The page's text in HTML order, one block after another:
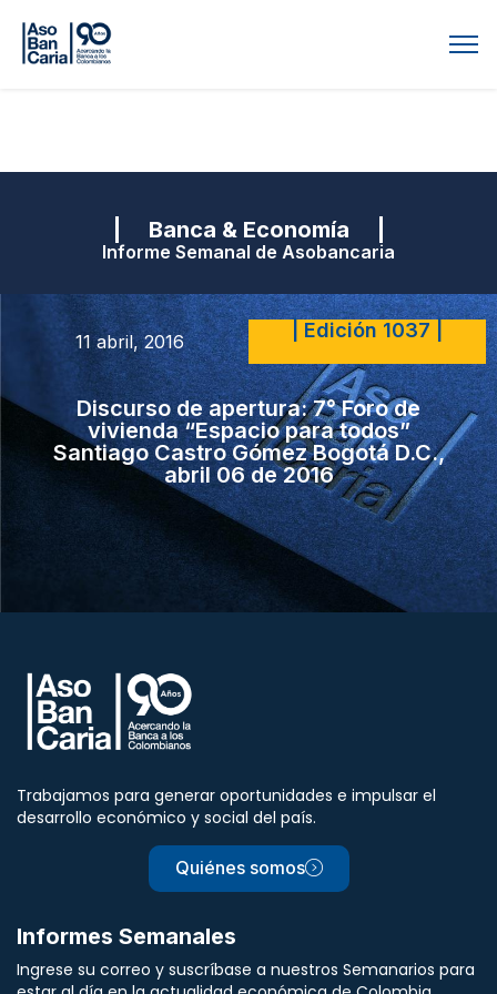
| Banca & Economía |
Informe Semanal de Asobancaria
11 abril, 2016 | Edición 1037 |
Discurso de apertura: 7° Foro de
vivienda “Espacio para todos”
Santiago Castro Gómez Bogotá D.C.,
abril 06 de 2016
Trabajamos para generar oportunidades e impulsar el
desarrollo económico y social del país.
Quiénes somos
Informes Semanales
Ingrese su correo y suscríbase a nuestros Semanarios para